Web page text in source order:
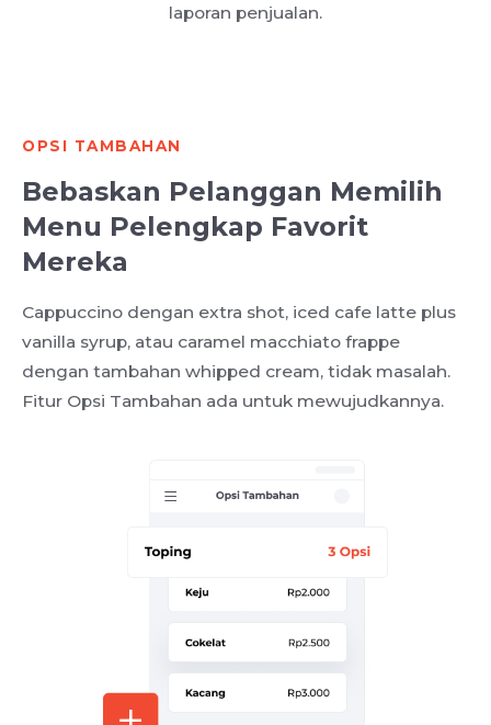
laporan penjualan.
OPSI TAMBAHAN
Bebaskan Pelanggan Memilih
Menu Pelengkap Favorit
Mereka
Cappuccino dengan extra shot, iced cafe latte plus
vanilla syrup, atau caramel macchiato frappe
dengan tambahan whipped cream, tidak masalah.
Fitur Opsi Tambahan ada untuk mewujudkannya.